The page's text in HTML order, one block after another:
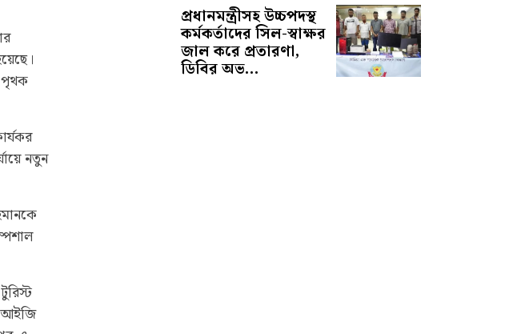
পৃথক
নতুন
প্রধানমন্ত্রীসহ উচ্চপদস্থ
কর্মকর্তাদের সিল-স্বাক্ষর
জাল করে প্রতারণা,
ডিবির অভ...